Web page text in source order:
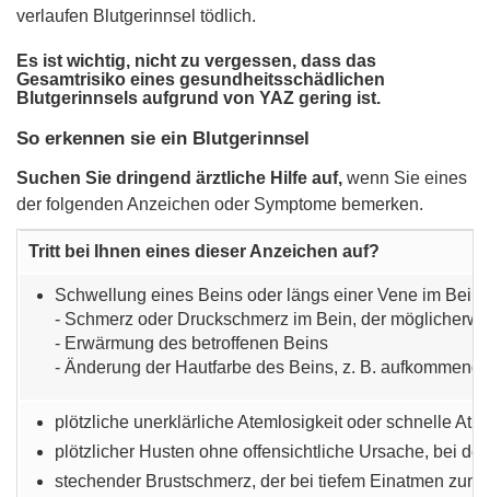
verlaufen Blutgerinnsel tödlich.
Es ist wichtig, nicht zu vergessen, dass das
Gesamtrisiko eines gesundheitsschädlichen
Blutgerinnsels aufgrund von YAZ gering ist.
So erkennen sie ein Blutgerinnsel
Suchen Sie dringend ärztliche Hilfe auf, wenn Sie eines
der folgenden Anzeichen oder Symptome bemerken.
Tritt bei Ihnen eines dieser Anzeichen auf?
Schwellung eines Beins oder längs einer Vene im
- Schmerz oder Druckschmerz im Bein, der
- Erwärmung des betroffenen Beins
- Änderung der Hautfarbe des Beins, z. B.
plötzliche unerklärliche Atemlosigkeit oder schnelle
plötzlicher Husten ohne offensichtliche Ursache, bei
stechender Brustschmerz, der bei tiefem Einatmen